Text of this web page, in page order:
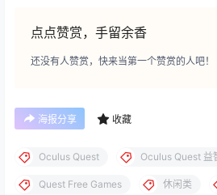
点点赞赏，手留余香
还没有人赞赏，快来当第一个赞赏的人吧！
海报分享 收藏
Oculus Quest Oculus Quest 益
Quest Free Games 休闲类